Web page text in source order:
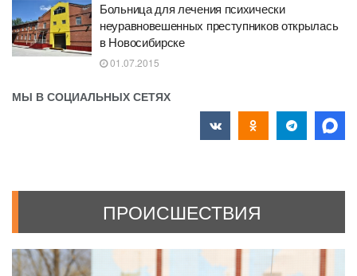
Больница для лечения психически
неуравновешенных преступников открылась
в Новосибирске
01.07.2015
МЫ В СОЦИАЛЬНЫХ СЕТЯХ
ПРОИСШЕСТВИЯ